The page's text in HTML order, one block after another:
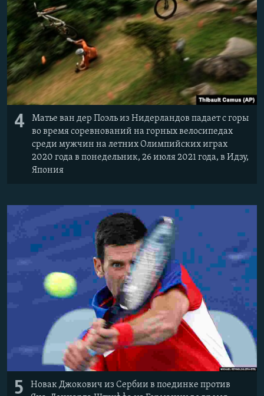
4
Матье ван дер Поэль из Нидерландов падает с горы
во время соревнований на горных велосипедах
среди мужчин на летних Олимпийских играх
2020 года в понедельник, 26 июля 2021 года, в Идзу,
Япония
5
Новак Джокович из Сербии в поединке против